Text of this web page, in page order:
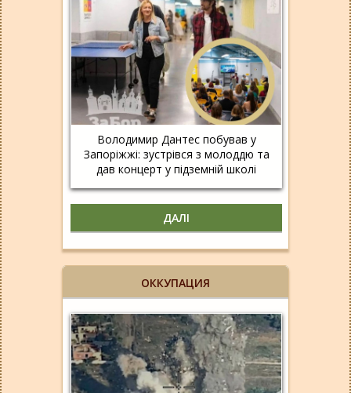
Володимир Дантес побував у
Запоріжжі: зустрівся з молоддю та
дав концерт у підземній школі
ДАЛІ
ОККУПАЦИЯ